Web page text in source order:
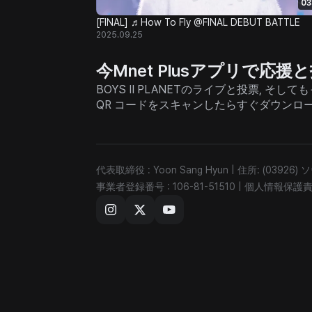
[FINAL] ♬How To Fly @FINAL DEBUT BATTLE
2025.09.25
今Mnet Plusアプリで応援
BOYS II PLANETのライブと投票, そして
QR コードをスキャンしたらすぐダウンロ
代表取締役 : Yoon Sang Hyun
住所: (03926)
事業者登録番号 : 106-81-51510
個人情報保護